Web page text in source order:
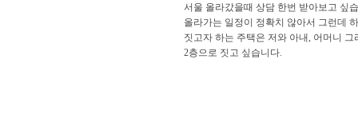
서울 올라갔을때 상담 한번 받아보고 싶
올라가는 일정이 정확치 않아서 그런데
짓고자 하는 주택은 저와 아내, 어머니
2층으로 짓고 싶습니다.